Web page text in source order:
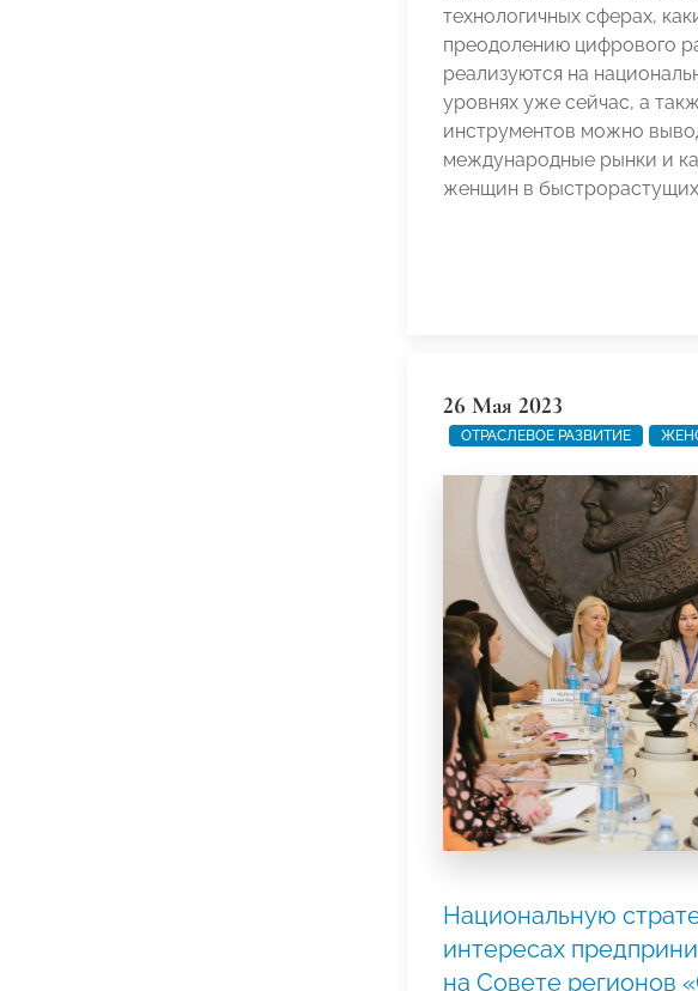
технологичных сферах,
преодолению цифрового
реализуются на
уровнях уже сейчас, а
инструментов можно
международные рынки и
женщин в
26 Мая 2023
ОТРАСЛЕВОЕ РАЗВИТИЕ
Национальную
интересах
на Совете